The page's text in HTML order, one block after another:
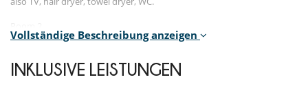
Room, Lower floor. This bedroom has 2 single bed 80 cm configurable
also TV, hair dryer, towel dryer, WC.
Vollständige Beschreibung anzeigen
INKLUSIVE LEISTUNGEN